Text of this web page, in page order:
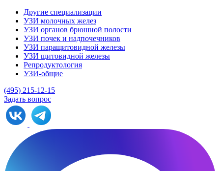
Другие специализации
УЗИ молочных желез
УЗИ органов брюшной полости
УЗИ почек и надпочечников
УЗИ паращитовидной железы
УЗИ щитовидной железы
Репродуктология
УЗИ-общие
(495) 215-12-15
Задать вопрос